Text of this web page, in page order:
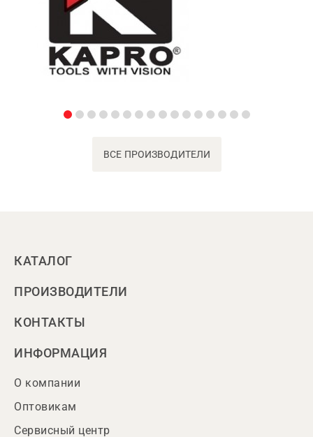
ВСЕ ПРОИЗВОДИТЕЛИ
КАТАЛОГ
ПРОИЗВОДИТЕЛИ
КОНТАКТЫ
ИНФОРМАЦИЯ
О компании
Оптовикам
Сервисный центр